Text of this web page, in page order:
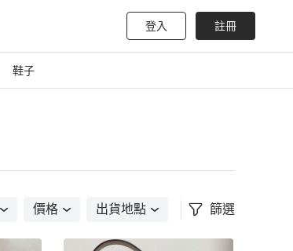
登入 註冊
鞋子
價格 出貨地點 篩選